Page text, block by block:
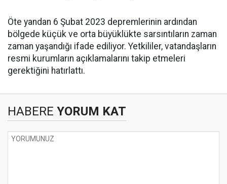
Öte yandan 6 Şubat 2023 depremlerinin ardından
bölgede küçük ve orta büyüklükte sarsıntıların zaman
zaman yaşandığı ifade ediliyor. Yetkililer, vatandaşların
resmi kurumların açıklamalarını takip etmeleri
gerektiğini hatırlattı.
HABERE YORUM KAT